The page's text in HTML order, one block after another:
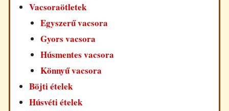
Vacsoraötletek
Egyszerű vacsora
Gyors vacsora
Húsmentes vacsora
Könnyű vacsora
Böjti ételek
Húsvéti ételek